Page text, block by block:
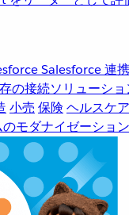
Salesforce 連
の接続ソリューシ
小売 保険 ヘルスケア
モダナイゼーション